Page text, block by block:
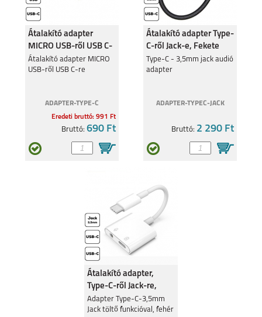
NOKIA G50 NOKIA 1.4
NOKIA G10 NOKIA 6.2
NOKIA 5.3
Átalakító adapter
MICRO USB-ről USB C-
re
Átalakító adapter MICRO
USB-ről USB C-re
ADAPTER-TYPE-C
Eredeti bruttó: 991 Ft
Bruttó: 690 Ft
Átalakító adapter Type-
C-ről Jack-e, Fekete
Type-C - 3,5mm jack audió
adapter
ADAPTER-TYPEC-JACK
Bruttó: 2 290 Ft
Átalakító adapter,
Type-C-ről Jack-re,
Fehér
Adapter Type-C-3,5mm
Jack töltő funkcióval, fehér